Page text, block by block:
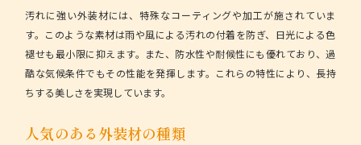
汚れに強い外装材には、特殊なコーティングや加工が施されていま
す。このような素材は雨や風による汚れの付着を防ぎ、日光による色
褪せも最小限に抑えます。また、防水性や耐候性にも優れており、過
酷な気候条件でもその性能を発揮します。これらの特性により、 長持
ちする美しさを実現しています。
人気のある外装材の種類